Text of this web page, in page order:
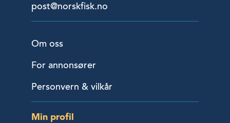
post@norskfisk.no
Om oss
For annonsører
Personvern & vilkår
Min profil